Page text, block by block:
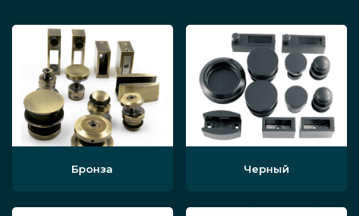
Бронза Черный